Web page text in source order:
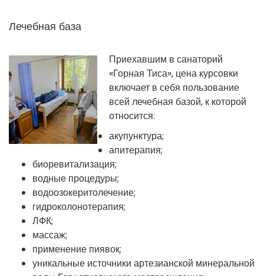
Лечебная база
Приехавшим в санаторий
«Горная Тиса», цена курсовки
включает в себя пользование
всей лечебная базой, к которой
относится:
акупунктура;
апитерапия;
биоревитализация;
водные процедуры;
водоозокеритолечение;
гидроколонотерапия;
ЛФК;
массаж;
применение пиявок;
уникальные источники артезианской минеральной